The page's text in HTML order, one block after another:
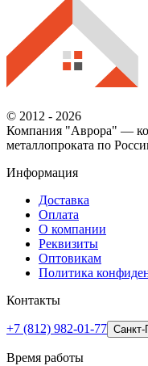
© 2012 - 2026
Компания "Аврора" —
металлопроката по
Информация
Доставка
Оплата
О компании
Реквизиты
Оптовикам
Политика
Контакты
+7 (812) 982-01-77 Санкт-
Время работы